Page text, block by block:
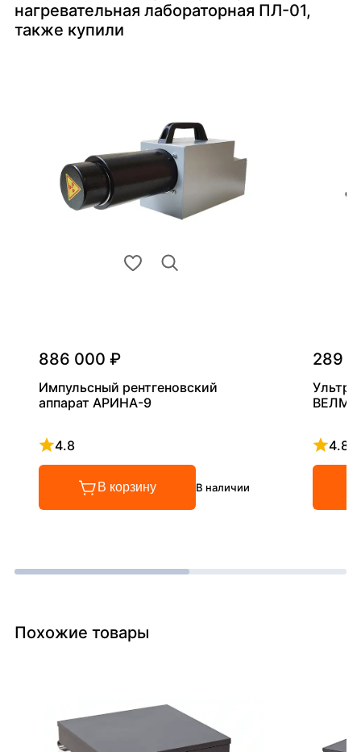
нагревательная лабораторная ПЛ-01,
также купили
886 000 ₽
Импульсный рентгеновский
аппарат АРИНА-9
4.8
Рейтинг 4.8 из 5
В корзину В наличии
289
4.8
Похожие товары